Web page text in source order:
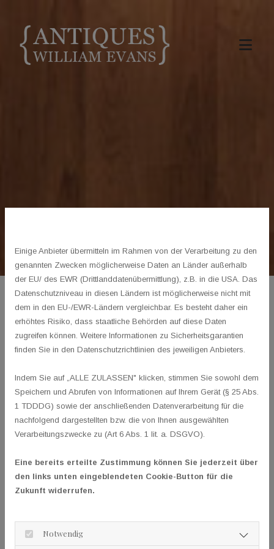
Impressum
Impressumspflicht nach § 5
Telemediengesetz (TMG)
Bill Evans
Anschrift
Am Schwarzen Meer 9
Bremen
billevans@t-online.de
DE 114 460 212
Einige Anbieter übermitteln im Rahmen von der Verarbeitung zu den
genannten Zwecken möglicherweise Daten an Länder außerhalb
der EU/ des EWR (Drittlanddatenübermittlung), z.B. in die USA. Das
Datenschutzniveau in diesen Ländern ist möglicherweise nicht mit
dem in den EU-/EWR-Ländern vergleichbar. Es besteht daher ein
erhöhtes Risiko, dass staatliche Behörden auf diese Daten
zugreifen können. Weitere Informationen zu Sicherheitsgarantien
finden Sie in den Datenschutzrichtlinien des jeweiligen Anbieters.
Indem Sie auf „ALLE ZULASSEN" klicken, stimmen Sie sowohl dem
Speichern und Abrufen von Informationen auf Ihrem Gerät (§ 25 Abs.
1 TDDDG) sowie der anschließenden Datenverarbeitung für die
nachfolgend dargestellten bzw. die von Ihnen ausgewählten
Verarbeitungszwecke zu (Art 6 Abs. 1 lit. a. DSGVO).
Eine bereits erteilte Zustimmung können Sie jederzeit über
den links unten eingeblendeten Cookie-Button für die
Zukunft widerrufen.
Notwendig